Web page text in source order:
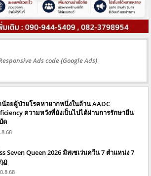
Ads code (Google Ads)
น้อยผู้ป่วยโรคหายากหนึ่งในล้าน AADC
ความหวังที่ยังเป็นไปได้ผ่านการรักษายีน
ด
Seven Queen 2026 มิสเซเว่นควีน 7 ตำแหน่ง 7
ฏ